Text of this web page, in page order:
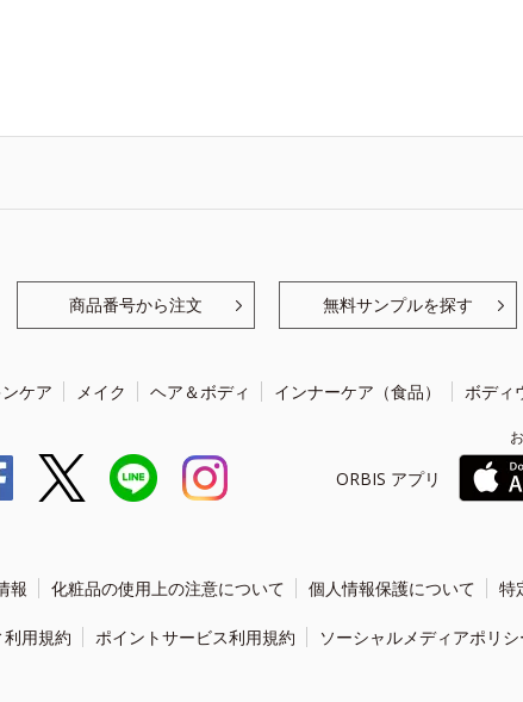
商品番号から注文 無料サンプルを探す
ケア メイク ヘア＆ボディ インナーケア（食品） ボディ
ORBIS アプリ
報 化粧品の使用上の注意について 個人情報保護について 特
用規約 ポイントサービス利用規約 ソーシャルメディアポリシ